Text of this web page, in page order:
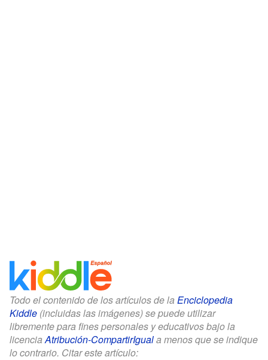
Todo el contenido de los artículos de la Enciclopedia
Kiddle (incluidas las imágenes) se puede utilizar
libremente para fines personales y educativos bajo la
licenciaAtribución-CompartirIguala menos que se indique
lo contrario. Citar este artículo: